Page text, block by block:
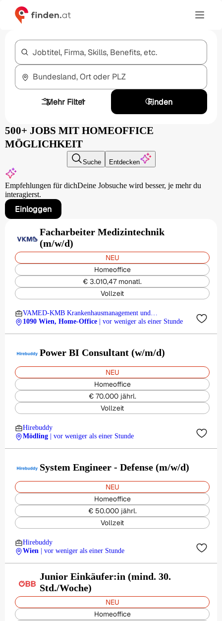
Jobtitel, Firma, Skills, Benefits, etc.
Bundesland, Ort oder PLZ
Mehr Filter
1 Finden
500+ JOBS MIT HOMEOFFICE
MÖGLICHKEIT
Suche Entdecken
Empfehlungen für dichDeine Jobsuche wird besser, je mehr du
interagierst.
Einloggen
Facharbeiter Medizintechnik
(m/w/d)
NEU
Homeoffice
€ 3.010,47 monatl.
Vollzeit
VAMED-KMB Krankenhausmanagement und
Betriebsführungsges.m.b.H.
1090 Wien, Home-Office | vor weniger als einer Stunde
Power BI Consultant (w/m/d)
NEU
Homeoffice
€ 70.000 jährl.
Vollzeit
Hirebuddy
Mödling
| vor weniger als einer Stunde
System Engineer - Defense (m/w/d)
NEU
Homeoffice
€ 50.000 jährl.
Vollzeit
Hirebuddy
Wien
| vor weniger als einer Stunde
Junior Einkäufer:in (mind. 30.
Std./Woche)
NEU
Homeoffice